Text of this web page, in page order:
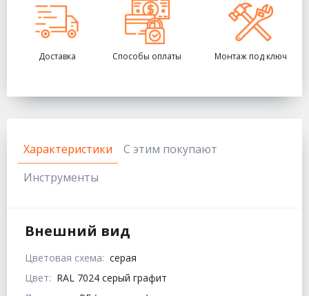
Доставка Способы оплаты Монтаж под ключ
Характеристики
С этим покупают
Инструменты
Внешний вид
Цветовая схема: серая
Цвет: RAL 7024 серый графит